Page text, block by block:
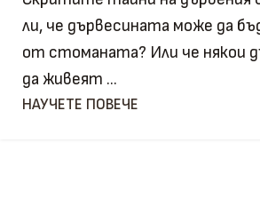
ли, че дървесината може да
от стоманата? Или че някои
да живеят ...
НАУЧЕТЕ ПОВЕЧЕ